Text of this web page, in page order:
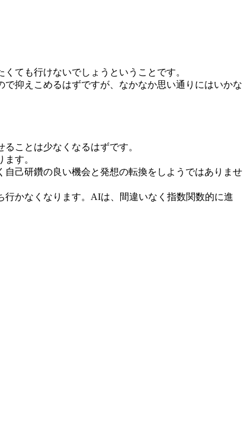
ても行けないでしょうということです。
抑えこめるはずですが、なかなか思い通りにはいかな
ことは少なくなるはずです。
す。
己研鑽の良い機会と発想の転換をしようではありませ
かなくなります。AIは、間違いなく指数関数的に進